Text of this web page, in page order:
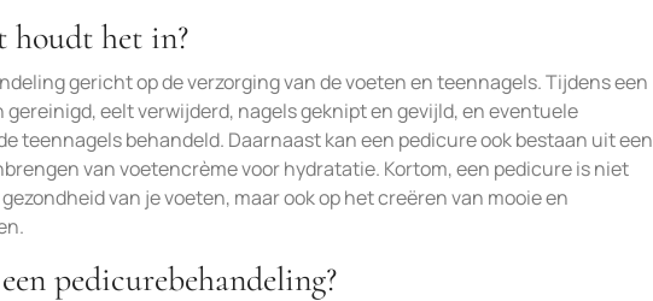
houdt het in?
gericht op de verzorging van de voeten en teennagels. Tijdens een
eelt verwijderd, nagels geknipt en gevijld, en eventuele
teennagels behandeld. Daarnaast kan een pedicure ook bestaan uit een
van voetencrème voor hydratatie. Kortom, een pedicure is niet
van je voeten, maar ook op het creëren van mooie en
pedicurebehandeling?